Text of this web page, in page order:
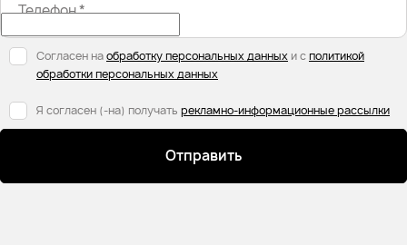
Телефон*
Согласен наобработку персональных данных и сполитикой
обработки персональных данных
Я согласен (-на) получать рекламно-информационные рассылки
Отправить